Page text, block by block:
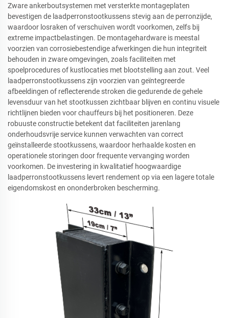
Zware ankerboutsystemen met versterkte montageplaten
bevestigen de laadperronstootkussens stevig aan de perronzijde,
waardoor losraken of verschuiven wordt voorkomen, zelfs bij
extreme impactbelastingen. De montagehardware is meestal
voorzien van corrosiebestendige afwerkingen die hun integriteit
behouden in zware omgevingen, zoals faciliteiten met
spoelprocedures of kustlocaties met blootstelling aan zout. Veel
laadperronstootkussens zijn voorzien van geïntegreerde
afbeeldingen of reflecterende stroken die gedurende de gehele
levensduur van het stootkussen zichtbaar blijven en continu visuele
richtlijnen bieden voor chauffeurs bij het positioneren. Deze
robuuste constructie betekent dat faciliteiten jarenlang
onderhoudsvrije service kunnen verwachten van correct
geïnstalleerde stootkussens, waardoor herhaalde kosten en
operationele storingen door frequente vervanging worden
voorkomen. De investering in kwalitatief hoogwaardige
laadperronstootkussens levert rendement op via een lagere totale
eigendomskost en ononderbroken bescherming.